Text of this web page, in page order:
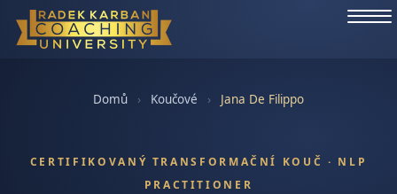
Domů › Koučové › Jana De Filippo
CERTIFIKOVANÝ TRANSFORMAČNÍ KOUČ · NLP
PRACTITIONER